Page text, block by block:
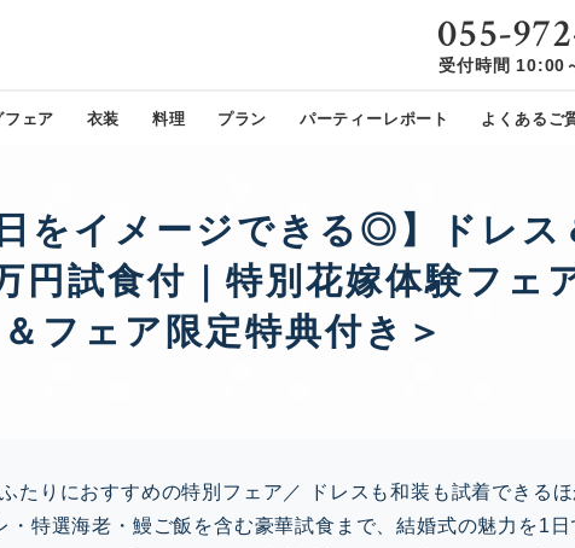
055-
受付時間 10:00
フェア 衣装 料理 プラン パーティーレポート よくあるご
をイメージできる◎】ドレス
円試食付｜特別花嫁体験フェ
フェア限定特典付き＞
たりにおすすめの特別フェア／ ドレスも和装も試着できる
特選海老・鰻ご飯を含む豪華試食まで、結婚式の魅力を1